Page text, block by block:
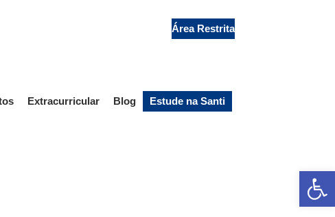
Área Restrita
Extracurricular Blog Estude na Santi